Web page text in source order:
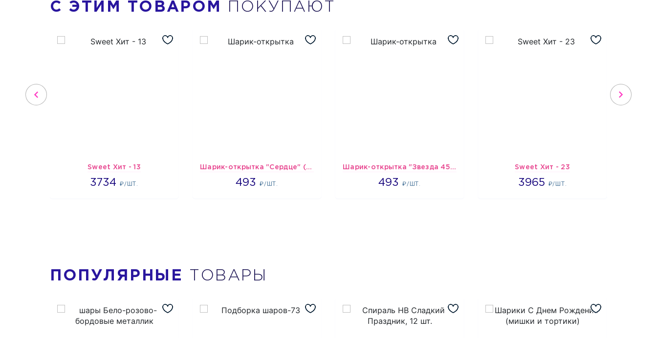
С ЭТИМ ТОВАРОМ ПОКУПАЮТ
Sweet Хит - 13
3734₽/ШТ.
3734 Шарик-открытка "Сердце" (45 см) - 2
493₽/ШТ.
493 Шарик-открытка "Звезда 45 см" №1
493₽/ШТ.
493 Sweet Хит - 23
3965 ₽/ШТ.
3965
ПОПУЛЯРНЫЕ ТОВАРЫ